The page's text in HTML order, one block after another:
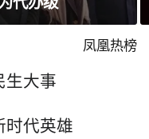
凤凰热榜
生大事
时代英雄